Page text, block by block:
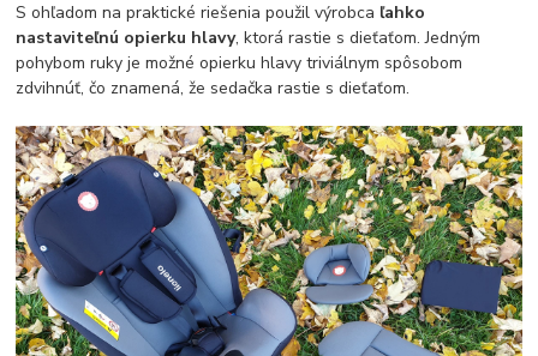
S ohľadom na praktické riešenia použil výrobca ľahko
nastaviteľnú opierku hlavy, ktorá rastie s dieťaťom. Jedným
pohybom ruky je možné opierku hlavy triviálnym spôsobom
zdvihnúť, čo znamená, že sedačka rastie s dieťaťom.